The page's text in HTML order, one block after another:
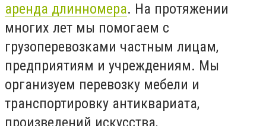
аренда длинномера. На протяжении
многих лет мы помогаем с
грузоперевозками частным лицам,
предприятиям и учреждениям. Мы
организуем перевозку мебели и
транспортировку антиквариата,
произведений искусства,